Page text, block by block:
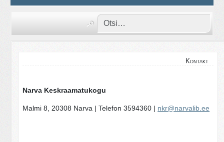
Kontakt
Narva Keskraamatukogu
Malmi 8, 20308 Narva | Telefon 3594360 | nkr@narvalib.ee